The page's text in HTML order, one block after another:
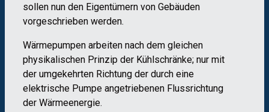
sollen nun den Eigentümern von Gebäuden
vorgeschrieben werden.
Wärmepumpen arbeiten nach dem gleichen
physikalischen Prinzip der Kühlschränke; nur mit
der umgekehrten Richtung der durch eine
elektrische Pumpe angetriebenen Flussrichtung
der Wärmeenergie.